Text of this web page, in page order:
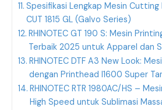
Spesifikasi Lengkap Mesin Cutting
CUT 1815 GL (Galvo Series)
RHINOTEC GT 190 S: Mesin
Terbaik 2025 untuk Apparel dan
RHINOTEC DTF A3 New Look:
dengan Printhead I1600 Super
RHINOTEC RTR 1980AC/HS –
High Speed untuk Sublimasi